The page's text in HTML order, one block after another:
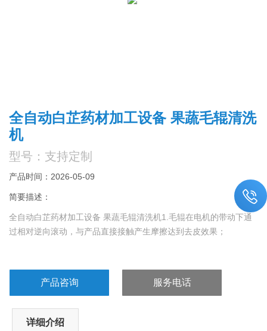
全自动白芷药材加工设备 果蔬毛辊清洗
机
型号：支持定制
产品时间：2026-05-09
简要描述：
全自动白芷药材加工设备 果蔬毛辊清洗机1.毛辊在电机的带动下通
过相对逆向滚动，与产品直接接触产生摩擦达到去皮效果；
产品咨询 服务电话
详细介绍